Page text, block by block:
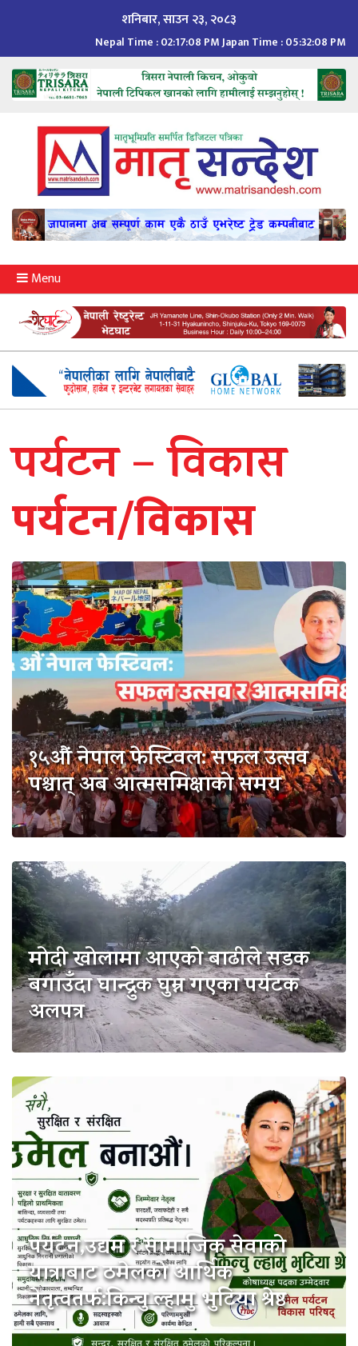
शनिबार, साउन २३, २०८३
Nepal Time :02:17:10 PMJapan Time :05:32:10 PM
Menu
पर्यटन – विकास
पर्यटन/विकास
१५औं नेपाल फेस्टिवल: सफल उत्सव
पश्चात् अब आत्मसमिक्षाको समय
मोदी खोलामा आएको बाढीले सडक
बगाउँदा घान्द्रुक घुम्न गएका पर्यटक
अलपत्र
पर्यटन,उद्यम र सामाजिक सेवाको
यात्राबाट ठमेलको आर्थिक
नेतृत्वतर्फ:किन्चु ल्हामु भुटिया श्रेष्ठ